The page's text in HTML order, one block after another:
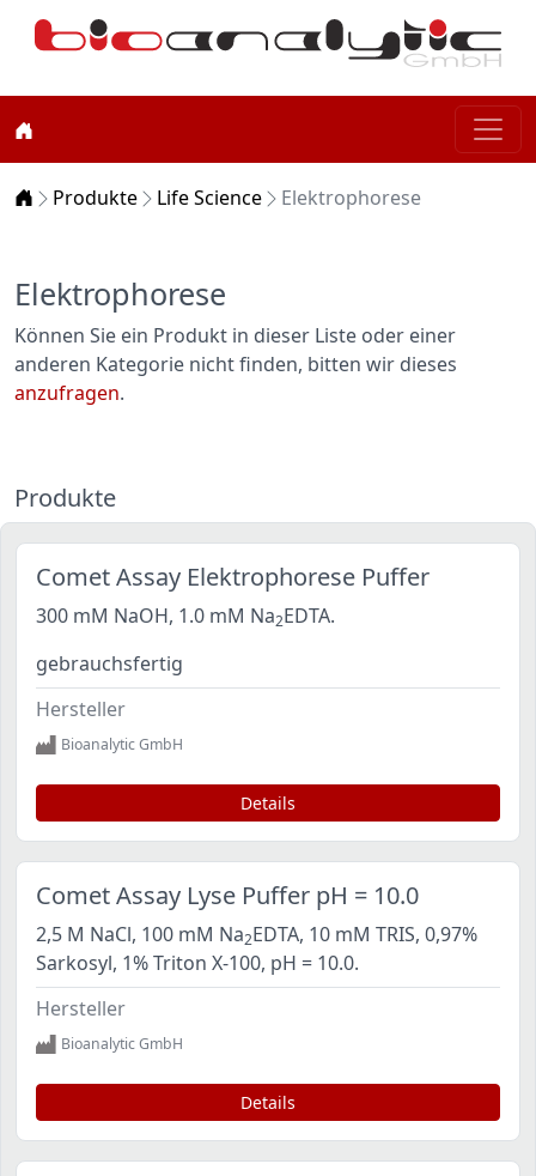
Home
Produkte Life Science Elektrophorese
Elektrophorese
Können Sie ein Produkt in dieser Liste oder einer
anderen Kategorie nicht finden, bitten wir dieses
anzufragen.
Produkte
Comet Assay Elektrophorese Puffer
300 mM NaOH, 1.0 mM Na2EDTA.
gebrauchsfertig
Hersteller
Bioanalytic GmbH
Details
Comet Assay Lyse Puffer pH = 10.0
2,5 M NaCl, 100 mM Na2EDTA, 10 mM TRIS, 0,97%
Sarkosyl, 1% Triton X-100, pH = 10.0.
Hersteller
Bioanalytic GmbH
Details